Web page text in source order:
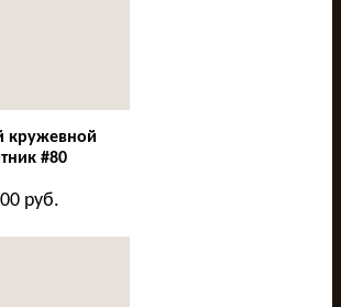
кружевной
#80
руб.